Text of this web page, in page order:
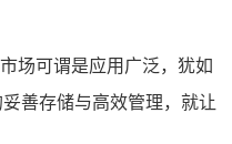
场可谓是应用广泛，犹如
善存储与高效管理，就让